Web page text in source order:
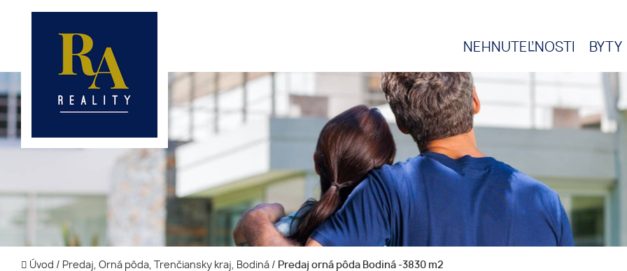
NEHNUTEĽNOSTI BYTY
Úvod / Predaj, Orná pôda, Trenčiansky kraj, Bodiná / Predaj orná pôda Bodiná -3830 m2